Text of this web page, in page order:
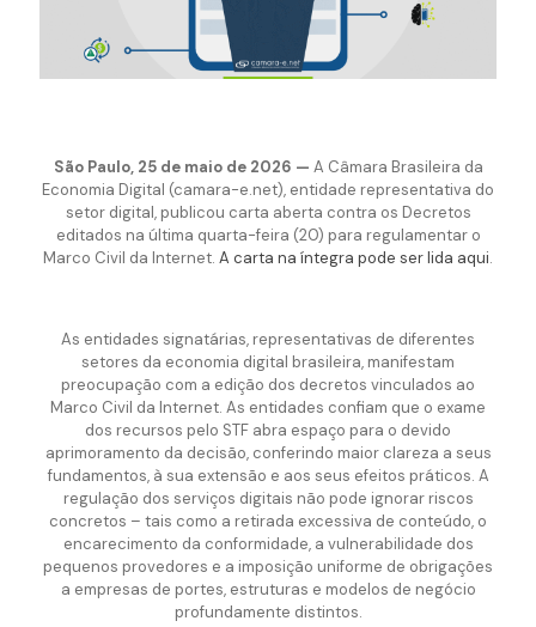
São Paulo, 25 de maio de 2026 — A Câmara Brasileira da
Economia Digital (camara-e.net), entidade representativa do
setor digital, publicou carta aberta contra os Decretos
editados na última quarta-feira (20) para regulamentar o
Marco Civil da Internet. A carta na íntegra pode ser lida aqui.
As entidades signatárias, representativas de diferentes
setores da economia digital brasileira, manifestam
preocupação com a edição dos decretos vinculados ao
Marco Civil da Internet. As entidades confiam que o exame
dos recursos pelo STF abra espaço para o devido
aprimoramento da decisão, conferindo maior clareza a seus
fundamentos, à sua extensão e aos seus efeitos práticos. A
regulação dos serviços digitais não pode ignorar riscos
concretos – tais como a retirada excessiva de conteúdo, o
encarecimento da conformidade, a vulnerabilidade dos
pequenos provedores e a imposição uniforme de obrigações
a empresas de portes, estruturas e modelos de negócio
profundamente distintos.